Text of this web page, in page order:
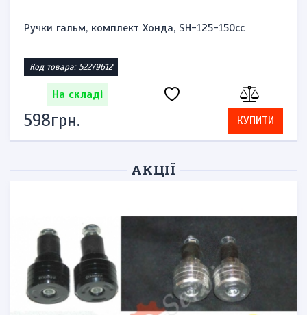
Ручки гальм, комплект Хонда, SH-125-150cc
Код товара: 52279612
На складі
598грн. КУПИТИ
АКЦІЇ